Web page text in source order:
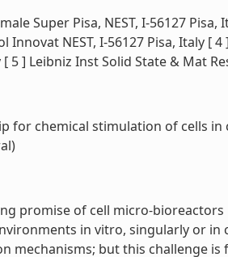
Super Pisa, NEST, I-56127
Innovat NEST, I-56127 Pisa, Italy [
[ 5 ] Leibniz Inst Solid State & Mat
for chemical stimulation of cells
promise of cell micro-
in vitro, singularly or
mechanisms; but this challenge